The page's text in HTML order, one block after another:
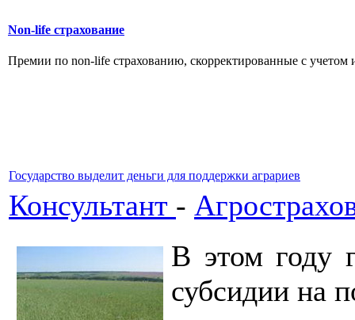
Non-life страхование
Премии по non-life страхованию, скорректированные с учетом
Государство выделит деньги для поддержки аграриев
Консультант -
В этом году
субсидии на